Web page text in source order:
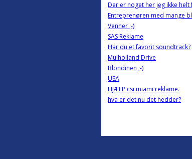
Der er noget her jeg ikke
Entreprenøren med mange
Venner ;-)
SAS Reklame
Har du et favorit soundtrack?
Mulholland Drive
Blondinen ;-)
USA
HJÆLP csi miami reklame.
hva er det nu det hedder?